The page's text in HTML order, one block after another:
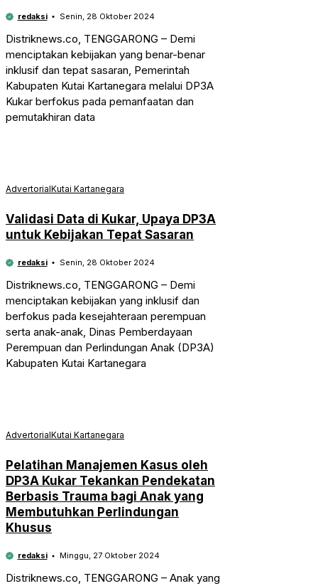
redaksi Senin, 28 Oktober 2024
Distriknews.co, TENGGARONG – Demi
menciptakan kebijakan yang benar-benar
inklusif dan tepat sasaran, Pemerintah
Kabupaten Kutai Kartanegara melalui DP3A
Kukar berfokus pada pemanfaatan dan
pemutakhiran data
AdvertorialKutai Kartanegara
Validasi Data di Kukar, Upaya DP3A
untuk Kebijakan Tepat Sasaran
redaksi Senin, 28 Oktober 2024
Distriknews.co, TENGGARONG – Demi
menciptakan kebijakan yang inklusif dan
berfokus pada kesejahteraan perempuan
serta anak-anak, Dinas Pemberdayaan
Perempuan dan Perlindungan Anak (DP3A)
Kabupaten Kutai Kartanegara
AdvertorialKutai Kartanegara
Pelatihan Manajemen Kasus oleh
DP3A Kukar Tekankan Pendekatan
Berbasis Trauma bagi Anak yang
Membutuhkan Perlindungan
Khusus
redaksi Minggu, 27 Oktober 2024
Distriknews.co, TENGGARONG – Anak yang